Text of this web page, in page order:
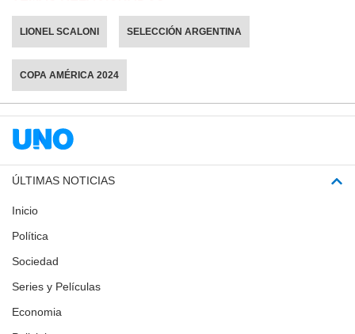
LIONEL SCALONI SELECCIÓN ARGENTINA
COPA AMÉRICA 2024
ÚLTIMAS NOTICIAS
Inicio
Política
Sociedad
Series y Películas
Economia